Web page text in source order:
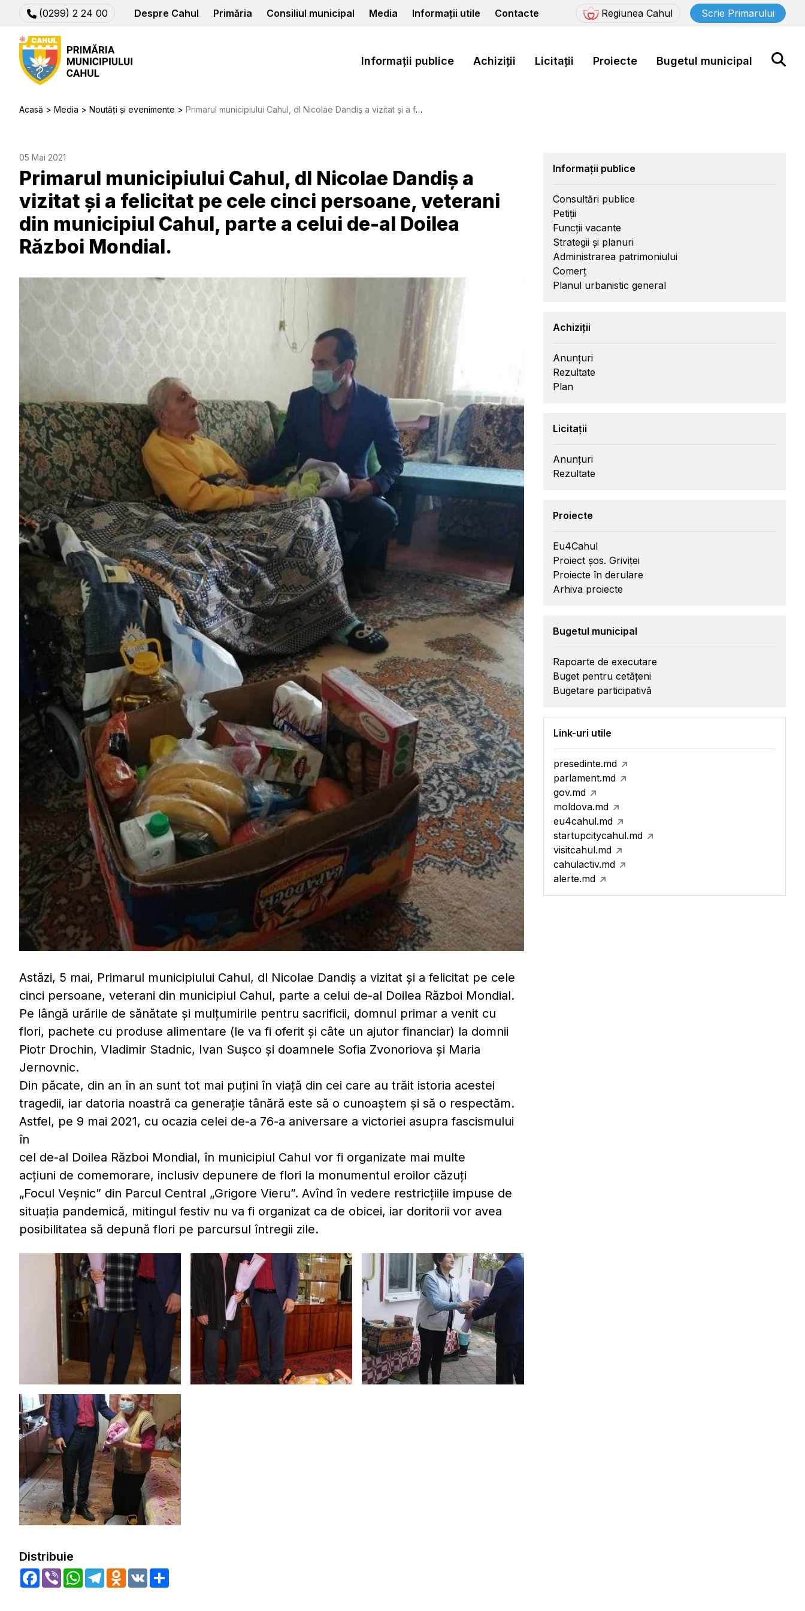
(0299) 2 24 00 Despre Cahul Primăria Consiliul municipal Media Informații utile Contacte Regiunea Cahul Scrie Primarului
Informații publice Achiziții Licitații Proiecte Bugetul municipal
Acasă Media Noutăți și evenimente Primarul municipiului Cahul, dl Nicolae Dandiș a vizitat și a felicitat pe cele cinci persoane, veterani din municipiul Cahul, parte a celui de-al Doilea Război Mondial.
05 Mai 2021
Primarul municipiului Cahul, dl Nicolae Dandiș a
vizitat și a felicitat pe cele cinci persoane, veterani
din municipiul Cahul, parte a celui de-al Doilea
Război Mondial.
Astăzi, 5 mai, Primarul municipiului Cahul, dl Nicolae Dandiș a vizitat și a felicitat pe cele
cinci persoane, veterani din municipiul Cahul, parte a celui de-al Doilea Război Mondial.
Pe lângă urările de sănătate și mulțumirile pentru sacrificii, domnul primar a venit cu
flori, pachete cu produse alimentare (le va fi oferit și câte un ajutor financiar) la domnii
Piotr Drochin, Vladimir Stadnic, Ivan Sușco și doamnele Sofia Zvonoriova și Maria
Jernovnic.
Din păcate, din an în an sunt tot mai puțini în viață din cei care au trăit istoria acestei
tragedii, iar datoria noastră ca generație tânără este să o cunoaștem și să o respectăm.
Astfel, pe 9 mai 2021, cu ocazia celei de-a 76-a aniversare a victoriei asupra fascismului
în
cel de-al Doilea Război Mondial, în municipiul Cahul vor fi organizate mai multe
acțiuni de comemorare, inclusiv depunere de flori la monumentul eroilor căzuți
„Focul Veșnic” din Parcul Central „Grigore Vieru”. Avînd în vedere restricțiile impuse de
situația pandemică, mitingul festiv nu va fi organizat ca de obicei, iar doritorii vor avea
posibilitatea să depună flori pe parcursul întregii zile.
Distribuie
Facebook
Viber WhatsApp
TelegramOdnoklassniki
VK
Informații publice
Consultări publice
Petiții
Funcții vacante
Strategii și planuri
Administrarea patrimoniului
Comerț
Planul urbanistic general
Achiziții
Anunțuri
Rezultate
Plan
Licitații
Anunțuri
Rezultate
Proiecte
Eu4Cahul
Proiect șos. Griviței
Proiecte în derulare
Arhiva proiecte
Bugetul municipal
Rapoarte de executare
Buget pentru cetățeni
Bugetare participativă
Link-uri utile
presedinte.md
parlament.md
gov.md
moldova.md
eu4cahul.md
startupcitycahul.md
visitcahul.md
cahulactiv.md
alerte.md